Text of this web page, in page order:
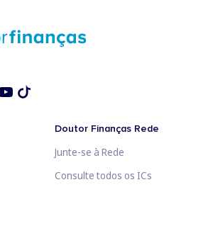
Doutor Finanças Rede
Junte-se à Rede
Consulte todos os ICs